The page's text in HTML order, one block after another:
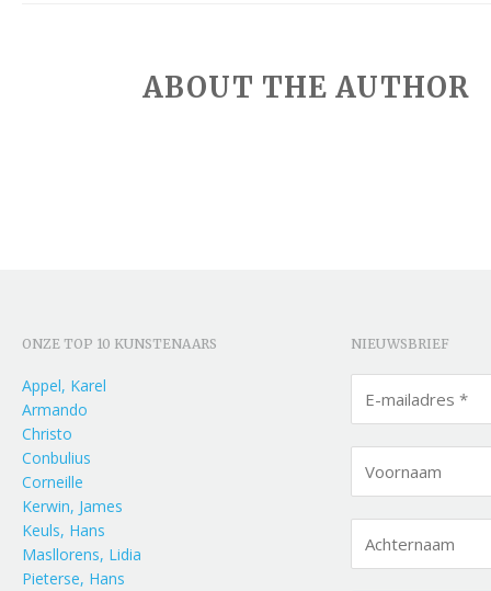
ABOUT THE AUTHOR
ONZE TOP 10 KUNSTENAARS
Appel, Karel
Armando
Christo
Conbulius
Corneille
Kerwin, James
Keuls, Hans
Masllorens, Lidia
Pieterse, Hans
NIEUWSBRIEF